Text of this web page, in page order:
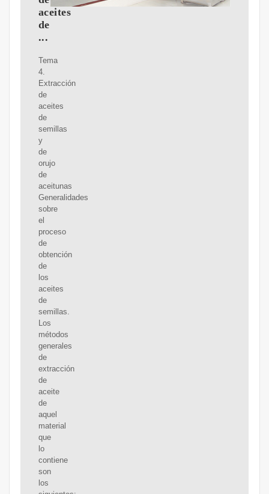
aceites
de
...
Tema
4.
Extracción
de
aceites
de
semillas
y
de
orujo
de
aceitunas
Generalidades
sobre
el
proceso
de
obtención
de
los
aceites
de
semillas.
Los
métodos
generales
de
extracción
de
aceite
de
aquel
material
que
lo
contiene
son
los